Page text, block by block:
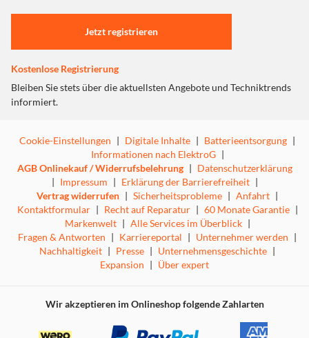
Einstellungen anpassen
Jetzt registrieren
Kostenlose Registrierung
Bleiben Sie stets über die aktuellsten Angebote und Techniktrends
informiert.
Cookie-Einstellungen | Digitale Inhalte | Batterieentsorgung |
Informationen nach ElektroG |
AGB Onlinekauf / Widerrufsbelehrung | Datenschutzerklärung
| Impressum | Erklärung der Barrierefreiheit |
Vertrag widerrufen | Sicherheitsprobleme | Anfahrt |
Kontaktformular | Recht auf Reparatur | 60 Monate Garantie |
Markenwelt | Alle Services im Überblick |
Fragen & Antworten | Karriereportal | Unternehmer werden |
Nachhaltigkeit | Presse | Unternehmensgeschichte |
Expansion | Über expert
Wir akzeptieren im Onlineshop folgende Zahlarten